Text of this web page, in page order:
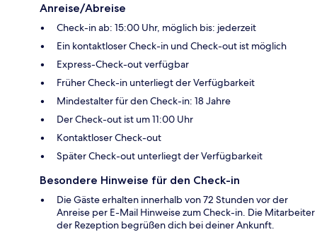
Anreise/Abreise
Check-in ab: 15:00 Uhr, möglich bis: jederzeit
Ein kontaktloser Check-in und Check-out ist möglich
Express-Check-out verfügbar
Früher Check-in unterliegt der Verfügbarkeit
Mindestalter für den Check-in: 18 Jahre
Der Check-out ist um 11:00 Uhr
Kontaktloser Check-out
Später Check-out unterliegt der Verfügbarkeit
Besondere Hinweise für den Check-in
Die Gäste erhalten innerhalb von 72 Stunden vor der
Anreise per E-Mail Hinweise zum Check-in. Die Mitarbeiter
der Rezeption begrüßen dich bei deiner Ankunft.